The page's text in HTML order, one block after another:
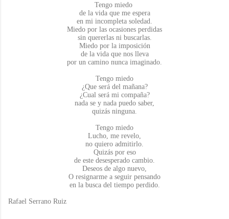
Tengo miedo
de la vida que me espera
en mi incompleta soledad.
Miedo por las ocasiones perdidas
sin quererlas ni buscarlas.
Miedo por la imposición
de la vida que nos lleva
por un camino nunca imaginado.
Tengo miedo
¿Que será del mañana?
¿Cual será mi compaña?
nada se y nada puedo saber,
quizás ninguna.
Tengo miedo
Lucho, me revelo,
no quiero admitirlo.
Quizás por eso
de este desesperado cambio.
Deseos de algo nuevo,
O resignarme a seguir pensando
en la busca del tiempo perdido.
Rafael Serrano Ruiz